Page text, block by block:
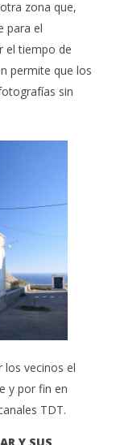
zona que,
para el
el tiempo de
permite que los
sin
los vecinos el
y por fin en
TDT.